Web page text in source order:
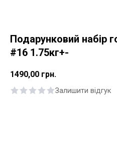
Подарунковий набір
#16 1.75кг+-
1490,00 грн.
Залишити відгук